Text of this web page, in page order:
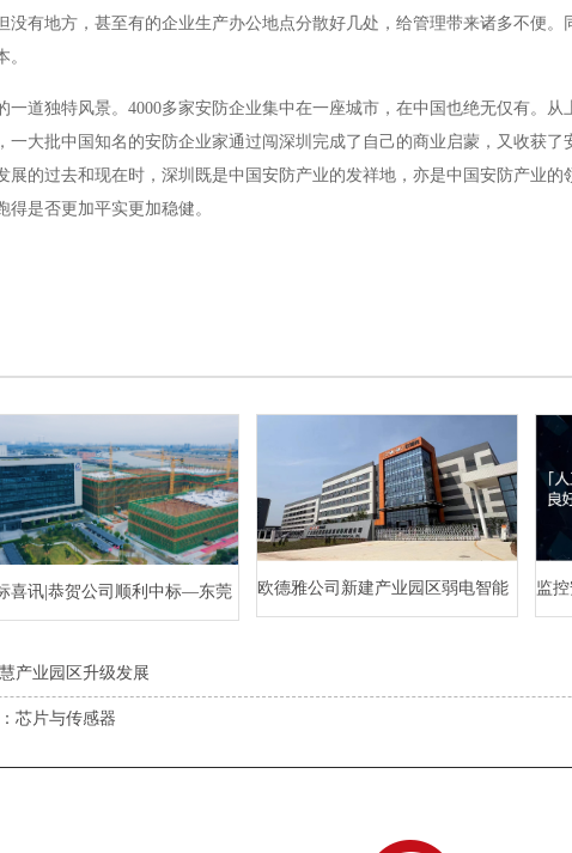
没有地方，甚至有的企业生产办公地点分散好几处，给管理带来诸多不便。
道独特风景。4000多家安防企业集中在一座城市，在中国也绝无仅有。从
大批中国知名的安防企业家通过闯深圳完成了自己的商业启蒙，又收获了
展的过去和现在时，深圳既是中国安防产业的发祥地，亦是中国安防产业
是否更加平实更加稳健。
喜讯|恭贺公司顺利中标—东莞
）智能化工程
欧德雅公司新建产业园区弱电智能 监
产业园区升级发展
芯片与传感器